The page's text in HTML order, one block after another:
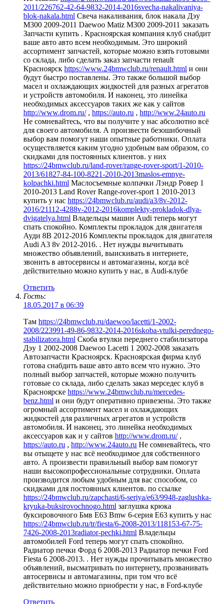
2011/226762-42-64-9832-2014-2016svecha-nakalivaniya-
blok-nakala.html Свеча накаливания, блок накала Дэу
М300 2009-2011 Daewoo Matiz M300 2009-2011 заказать
Запчасти купить . Красноярская компания клуб снабдит
ваше авто авто всем необходимым. Это широкий
ассортимент запчастей, которые можно взять готовыми
со склада, либо сделать заказ запчасти renault
Красноярск https://www.24bmwclub.ru/renault.html и они
будут быстро поставлены. Это также большой выбор
масел и охлаждающих жидкостей для разных агрегатов
и устройств автомобиля. И наконец, это линейка
необходимых аксессуаров таких же как у сайтов
http://www.drom.ru/, https://auto.ru , http://www.24auto.ru
Не сомневайтесь, что вы получите у нас абсолютно всё
для своего автомобиля. А произвести безошибочный
выбор вам помогут наши опытные работники. Оплата
осуществляется каким угодно удобным вам образом, со
скидками для постоянных клиентов. у них
https://24bmwclub.ru/land-rover/range-rover-sport/1-2010-
2013/61827-84-100-8221-2010-2013maslos-emnye-
kolpachki.html Маслосъемные колпачки Лэндр Ровер 1
2010-2013 Land Rover Range-rover-sport 1 2010-2013
купить у нас https://24bmwclub.ru/audi/a3/8v-2012-
2016/21112-4288v-2012-2016komplekty-prokladok-dlya-
dvigatelya.html Владельцы машин Audi теперь могут
спать спокойно. Комплекты прокладок для двигателя
Ауди 8В 2012-2016 Комплекты прокладок для двигателя
Audi A3 8v 2012-2016. . Нет нужды вычитывать
множество объявлений, выискивать в интернете,
звонить в автосервисы и автомагазины, когда всё
действительно можно купить у нас, в Audi-клубе
Ответить
Гость:
18.05.2017 в 06:39
Там https://24bmwclub.ru/daewoo/lacetti/1-2002-
2008/223991-49-86-9832-2014-2016skoba-vtulki-perednego-
stabilizatora.html Скоба втулки переднего стабилизатора
Дэу 1 2002-2008 Daewoo Lacetti 1 2002-2008 заказать
Автозапчасти Красноярск. Красноярская фирма клуб
готова снабдить ваше авто авто всем что нужно. Это
полный выбор запчастей, которые можно получить
готовые со склада, либо сделать заказ мерседес клуб в
Красноярске https://www.24bmwclub.ru/mercedes-
benz.html и они будут оперативно привезены. Это также
огромный ассортимент масел и охлаждающих
жидкостей для различных агрегатов и устройств
автомобиля. И наконец, это линейка необходимых
аксессуаров как и у сайтов http://www.drom.ru/,
https://auto.ru , http://www.24auto.ru Не сомневайтесь, что
вы отыщете у нас всё необходимое для собственного
авто. А произвести правильный выбор вам помогут
наши высокопрофессиональные сотрудники. Оплата
производится любым удобным для вас способом, со
скидками для постоянных клиентов. по ссылке
https://24bmwclub.ru/zapchasti/6-seriya/e63/9948-zaglushka-
kryuka-buksirovochnogo.html заглушка крюка
буксировочного Бмв Е63 Bmw 6-серия E63 купить у нас
https://24bmwclub.ru/tr/fiesta/6-2008-2013/118153-67-75-
7426-2008-2013radiator-pechki.html Владельцы
автомобилей Ford теперь могут спать спокойно.
Радиатор печки Форд 6 2008-2013 Радиатор печки Ford
Fiesta 6 2008-2013. . Нет нужды прочитывать множество
объявлений, высматривать по интернету, прозванивать
автосервисы и автомагазины, при том что всё
действительно можно приобрести у нас, в Ford-клубе
Ответить